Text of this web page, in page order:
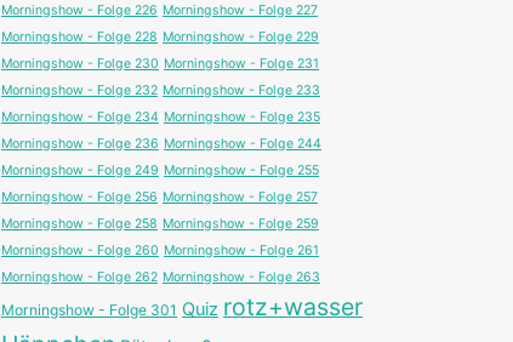
Morningshow - Folge 226 Morningshow - Folge 227
Morningshow - Folge 228 Morningshow - Folge 229
Morningshow - Folge 230 Morningshow - Folge 231
Morningshow - Folge 232 Morningshow - Folge 233
Morningshow - Folge 234 Morningshow - Folge 235
Morningshow - Folge 236 Morningshow - Folge 244
Morningshow - Folge 249 Morningshow - Folge 255
Morningshow - Folge 256 Morningshow - Folge 257
Morningshow - Folge 258 Morningshow - Folge 259
Morningshow - Folge 260 Morningshow - Folge 261
Morningshow - Folge 262 Morningshow - Folge 263
Morningshow - Folge 301 Quiz rotz+wasser